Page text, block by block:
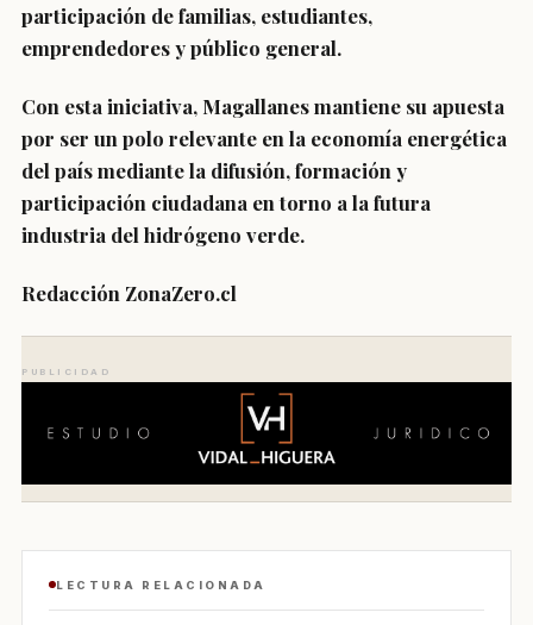
participación de familias, estudiantes,
emprendedores y público general.
Con esta iniciativa, Magallanes mantiene su apuesta
por ser un polo relevante en la economía energética
del país mediante la difusión, formación y
participación ciudadana en torno a la futura
industria del hidrógeno verde.
Redacción ZonaZero.cl
PUBLICIDAD
LECTURA RELACIONADA